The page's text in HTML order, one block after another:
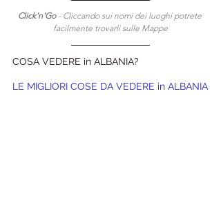
Click'n'Go - Cliccando sui nomi dei luoghi potrete
facilmente trovarli sulle Mappe
COSA VEDERE in ALBANIA?
LE MIGLIORI COSE DA VEDERE in ALBANIA